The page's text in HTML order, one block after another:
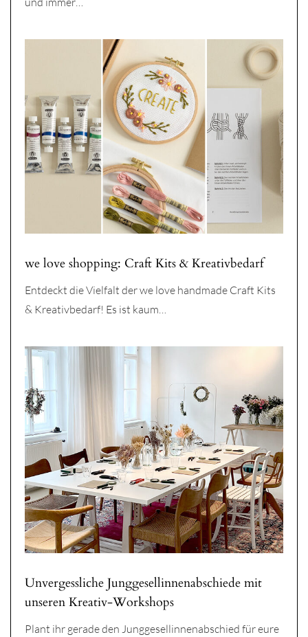
we love shopping: Craft Kits & Kreativbedarf
Entdeckt die Vielfalt der we love handmade Craft Kits
& Kreativbedarf! Es ist kaum…
Unvergessliche Junggesellinnenabschiede mit
unseren Kreativ-Workshops
Plant ihr gerade den Junggesellinnenabschied für eure